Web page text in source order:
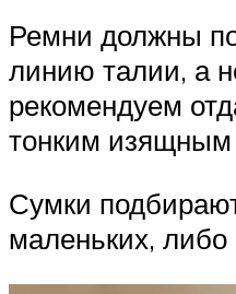
Ремни должны
линию талии, а
рекомендуем
тонким
Сумки
маленьких,